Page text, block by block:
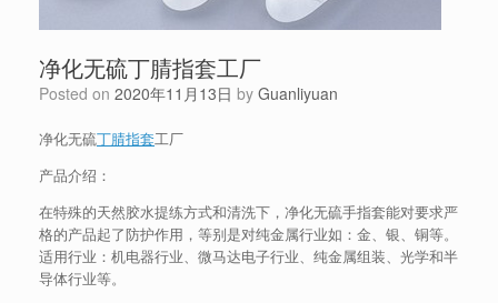
净化无硫丁腈指套工厂
Posted on 2020年11月13日 by Guanliyuan
净化无硫丁腈指套工厂
产品介绍：
在特殊的天然胶水提练方式和清洗下，净化无硫手指套能对要求严
格的产品起了防护作用，等别是对纯金属行业如：金、银、铜等。
适用行业：机电器行业、微马达电子行业、纯金属组装、光学和半
导体行业等。